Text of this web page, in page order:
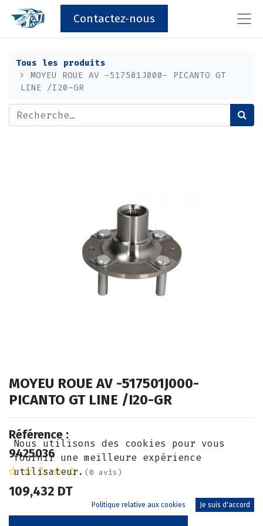
Contactez-nous
Tous les produits
MOYEU ROUE AV -517501J000- PICANTO GT
LINE /I20-GR
MOYEU ROUE AV -517501J000-
PICANTO GT LINE /I20-GR
Référence :
9425036
(0 avis)
109,432 DT
Nous utilisons des cookies pour vous
fournir une meilleure expérience
utilisateur.
Politique relative aux cookies Je suis d'accord